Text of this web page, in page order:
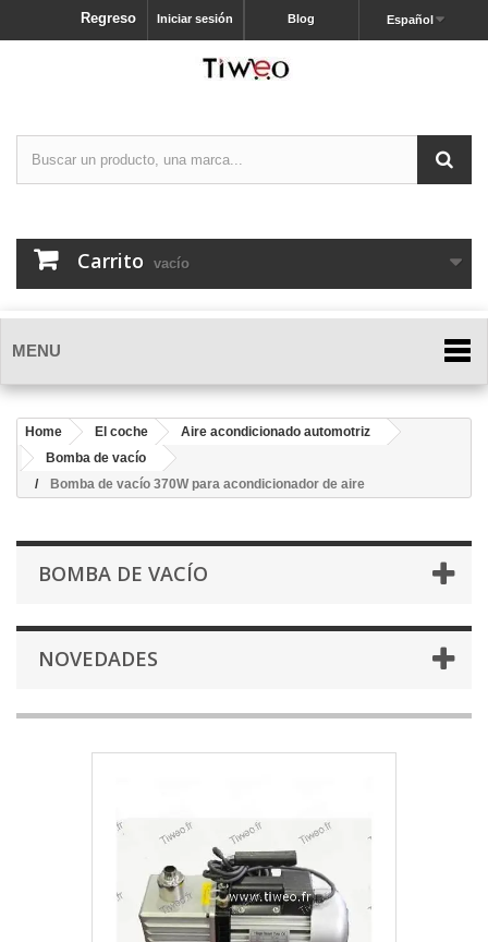
Español
Blog
Iniciar sesión
Regreso
Carrito vacío
MENU
Home El coche
Aire acondicionado automotriz
Bomba de vacío
Bomba de vacío 370W para acondicionador de aire
BOMBA DE VACÍO
NOVEDADES